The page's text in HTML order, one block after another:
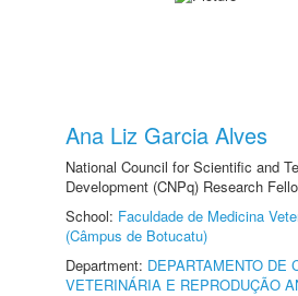
Ana Liz Garcia Alves
National Council for Scientific and
Development (CNPq) Research
School: Faculdade de Medicina
(Câmpus de Botucatu)
Department: DEPARTAMENTO DE
VETERINÁRIA E REPRODUÇÃO